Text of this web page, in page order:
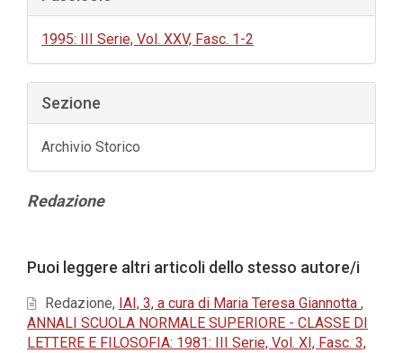
1995: III Serie, Vol. XXV, Fasc. 1-2
Sezione
Archivio Storico
Contenuto
Redazione
dell'articolo
Puoi leggere altri articoli dello stesso autore/i
Redazione, IAI, 3, a cura di Maria Teresa Giannotta ,
ANNALI SCUOLA NORMALE SUPERIORE - CLASSE DI
LETTERE E FILOSOFIA: 1981: III Serie, Vol. XI, Fasc. 3,